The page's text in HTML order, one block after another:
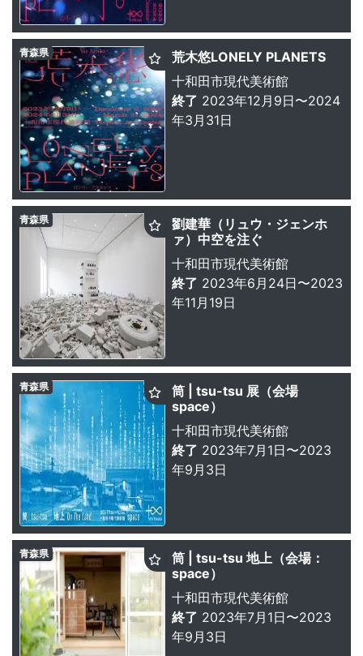
荒木悠LONELY PLANETS
十和田市現代美術館
終了 2023年12月9日〜2024
年3月31日
青森県
劉建華（リュウ・ジェンホ
ァ）中空を注ぐ
十和田市現代美術館
終了 2023年6月24日〜2023
年11月19日
青森県
筒 | tsu-tsu 展（会場
space）
十和田市現代美術館
終了 2023年7月1日〜2023
年9月3日
青森県
筒 | tsu-tsu 地上（会場：
space）
十和田市現代美術館
終了 2023年7月1日〜2023
年9月3日
青森県